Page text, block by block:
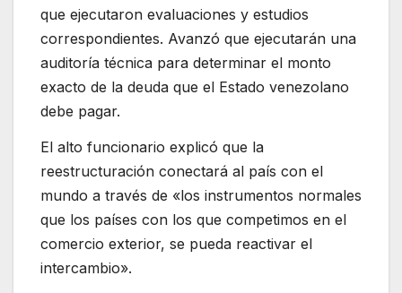
que ejecutaron evaluaciones y estudios
correspondientes. Avanzó que ejecutarán una
auditoría técnica para determinar el monto
exacto de la deuda que el Estado venezolano
debe pagar.
El alto funcionario explicó que la
reestructuración conectará al país con el
mundo a través de «los instrumentos normales
que los países con los que competimos en el
comercio exterior, se pueda reactivar el
intercambio».